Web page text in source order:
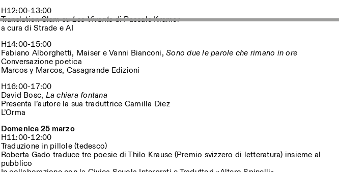
H12:00-13:00
Translation Slam suLes Vivantsdi Pascale Kramer
a cura di Strade e AI
H14:00-15:00
Fabiano Alborghetti, Maiser e Vanni Bianconi, Sono due le parole che rimano in ore
Conversazione poetica
Marcos y Marcos, Casagrande Edizioni
H16:00-17:00
David Bosc, La chiara fontana
Presenta l’autore la sua traduttrice Camilla Diez
L’Orma
Domenica 25 marzo
H11:00-12:00
Traduzione in pillole (tedesco)
Roberta Gado traduce tre poesie di Thilo Krause (Premio svizzero di letteratura) insieme al
pubblico